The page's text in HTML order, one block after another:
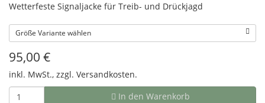
Wetterfeste Signaljacke für Treib- und Drückjagd
Größe Variante wählen
95,00 €
inkl. MwSt., zzgl. Versandkosten.
In den Warenkorb